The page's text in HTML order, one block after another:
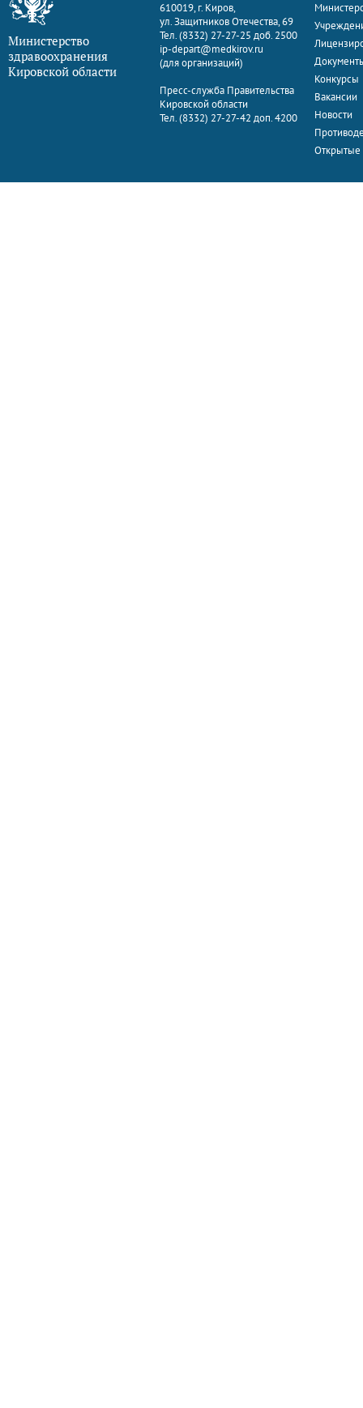
Министерство
здравоохранения
Кировской области
610019, г. Киров,
ул. Защитников Отечества, 69
Тел. (8332) 27-27-25 доб. 2500
ip-depart@medkirov.ru
(для организаций)
Пресс-служба Правительства
Кировской области
Тел. (8332) 27-27-42 доп. 4200
Конкурсы
Вакансии
Новости